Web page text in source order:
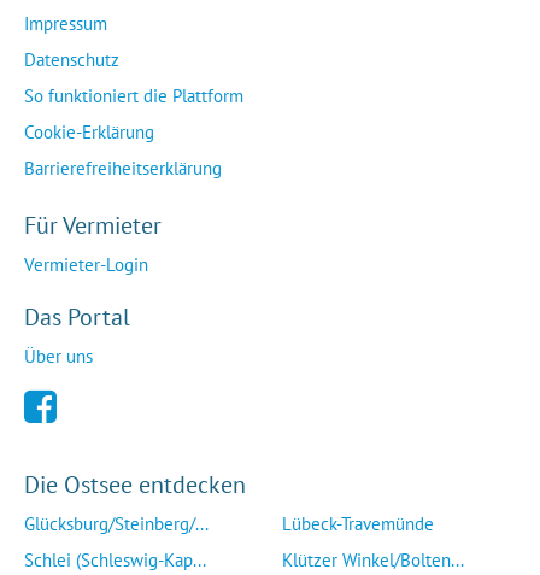
Impressum
Datenschutz
So funktioniert die Plattform
Cookie-Erklärung
Barrierefreiheitserklärung
Für Vermieter
Vermieter-Login
Das Portal
Über uns
Die Ostsee entdecken
Glücksburg/Steinberg/...
Schlei (Schleswig-Kap...
Lübeck-Travemünde
Klützer Winkel/Bolten...